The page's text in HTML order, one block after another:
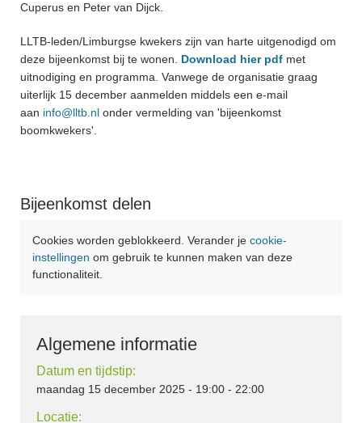
Cuperus en Peter van Dijck.
LLTB-leden/Limburgse kwekers zijn van harte uitgenodigd om
deze bijeenkomst bij te wonen. Download hier pdf met
uitnodiging en programma. Vanwege de organisatie graag
uiterlijk 15 december aanmelden middels een e-mail
aan info@lltb.nl onder vermelding van 'bijeenkomst
boomkwekers'.
Bijeenkomst delen
Cookies worden geblokkeerd. Verander je cookie-
instellingen om gebruik te kunnen maken van deze
functionaliteit.
Algemene informatie
Datum en tijdstip:
maandag 15 december 2025 - 19:00 - 22:00
Locatie: